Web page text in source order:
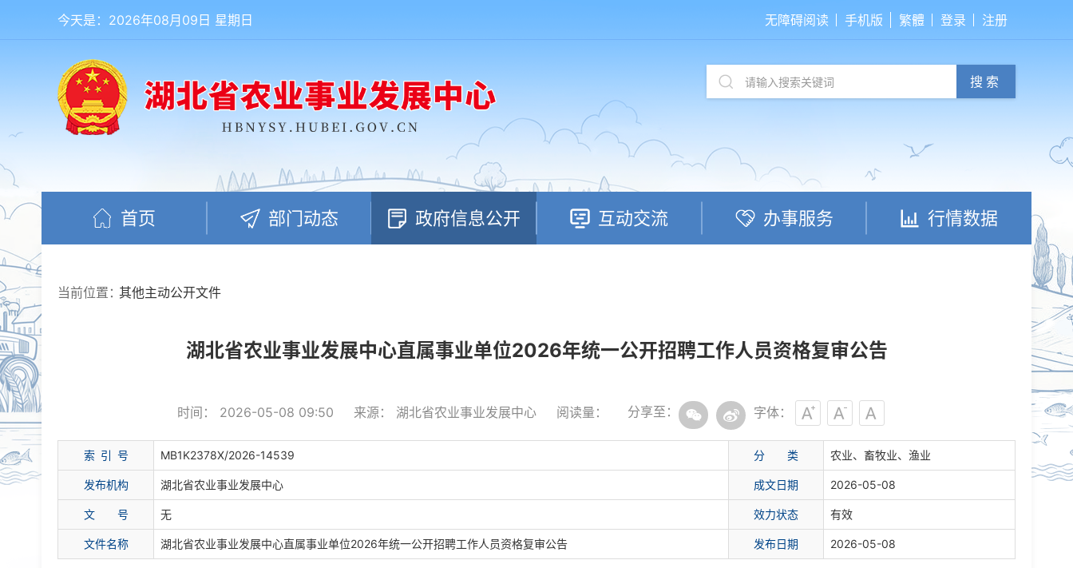
今天是：2026年08月09日 星期日 无障碍阅读 手机版 繁體 登录 注册
搜索
首页 部门动态 政府信息公开 互动交流 办事服务 行情数据
当前位置：其他主动公开文件
湖北省农业事业发展中心直属事业单位2026年统一公开招聘工作人员资格复审公告
时间： 2026-05-08 09:50 来源： 湖北省农业事业发展中心 阅读量： 分享至： 字体：
索 引 号 MB1K2378X/2026-14539 分 类 农业、畜牧业、渔业
发布机构 湖北省农业事业发展中心 成文日期 2026-05-08
文 号 无 效力状态 有效
文件名称 湖北省农业事业发展中心直属事业单位2026年统一公开招聘工作人员资格复审公告 发布日期 2026-05-08